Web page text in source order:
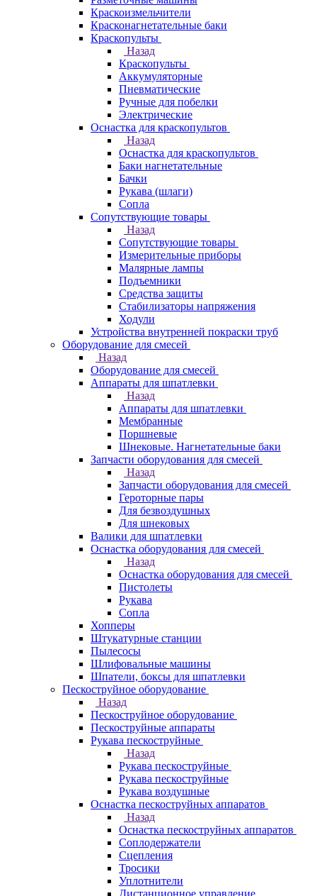
Краскоизмельчители
Красконагнетательные баки
Краскопульты
Назад
Краскопульты
Аккумуляторные
Пневматические
Ручные для побелки
Электрические
Оснастка для краскопультов
Назад
Оснастка для краскопультов
Баки нагнетательные
Бачки
Рукава (шлаги)
Сопла
Сопутствующие товары
Назад
Сопутствующие товары
Измерительные приборы
Малярные лампы
Подъемники
Средства защиты
Стабилизаторы напряжения
Ходули
Устройства внутренней покраски труб
Оборудование для смесей
Назад
Оборудование для смесей
Аппараты для шпатлевки
Назад
Аппараты для шпатлевки
Мембранные
Поршневые
Шнековые. Нагнетательные баки
Запчасти оборудования для смесей
Назад
Запчасти оборудования для смесей
Героторные пары
Для безвоздушных
Для шнековых
Валики для шпатлевки
Оснастка оборудования для смесей
Назад
Оснастка оборудования для смесей
Пистолеты
Рукава
Сопла
Хопперы
Штукатурные станции
Пылесосы
Шлифовальные машины
Шпатели, боксы для шпатлевки
Пескоструйное оборудование
Назад
Пескоструйное оборудование
Пескоструйные аппараты
Рукава пескоструйные
Назад
Рукава пескоструйные
Рукава пескоструйные
Рукава воздушные
Оснастка пескоструйных аппаратов
Назад
Оснастка пескоструйных аппаратов
Соплодержатели
Сцепления
Тросики
Уплотнители
Дистанционное управление